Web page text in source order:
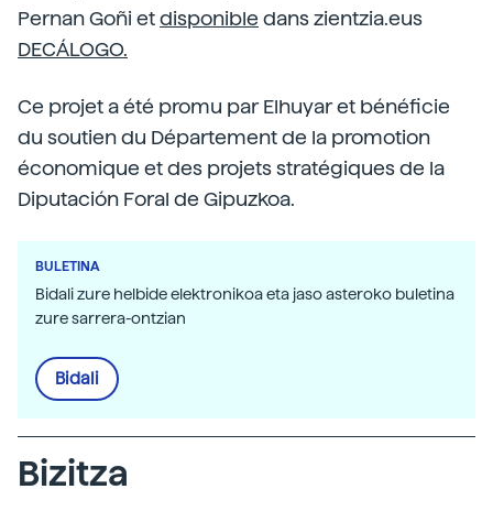
Pernan Goñi etdisponible dans zientzia.eus
DECÁLOGO.
Ce projet a été promu par Elhuyar et bénéficie
du soutien du Département de la promotion
économique et des projets stratégiques de la
Diputación Foral de Gipuzkoa.
BULETINA
Bidali zure helbide elektronikoa eta jaso asteroko buletina
zure sarrera-ontzian
Bidali
Bizitza